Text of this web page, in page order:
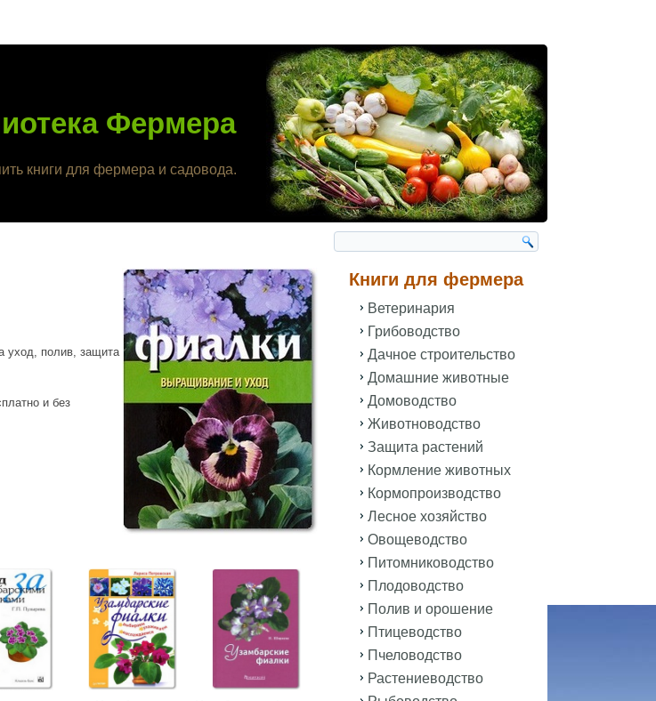
Фермера
книги для фермера и садовода.
уход, полив, защита
и без
Книги для фермера
Ветеринария
Грибоводство
Дачное строительство
Домашние животные
Домоводство
Животноводство
Защита растений
Кормление животных
Кормопроизводство
Лесное хозяйство
Овощеводство
Питомниководство
Плодоводство
Полив и орошение
Птицеводство
Пчеловодство
Растениеводство